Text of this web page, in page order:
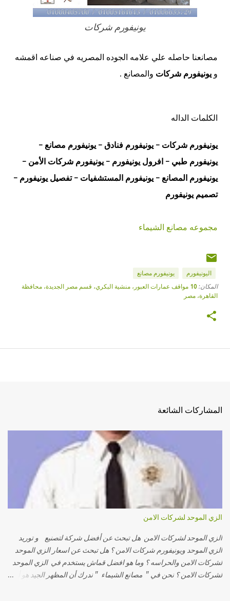
يونيفورم شركات
مصانعنا حاصله علي علامه الجوده المصريه في صناعه اقمشه
و يونيفورم شركات والمصانع .
الكلمات الداله
يونيفورم شركات - يونيفورم فنادق - يونيفورم مصانع -
يونيفورم طبي - افرول يونيفورم - يونيفورم شركات الأمن -
يونيفورم المصانع - يونيفورم المستشفيات - تفصيل يونيفورم -
تصميم يونيفورم
مجموعه مصانع الشيماء
اليونيفورم يونيفورم مصانع
المكان:
10 مواقف عمارات العبور، منشية البكري، قسم مصر الجديدة، محافظة
القاهرة‬، مصر
المشاركات الشائعة
الزي الموحد لشركات الامن
الزي الموحد لشركات الامن هل تبحث عن أفضل شركة لتصنيع و توريد
الزي الموحد ويونيفورم شركات الامن ؟ هل تبحث عن اسعار الزي الموحد
لشركات الامن والحراسه ؟ وما هو افضل قماش يستخدم في الزي الموحد
لشركات الامن ؟ نحن في " مصانع الشيماء " ندرك أن المظهر الجيد هو أول